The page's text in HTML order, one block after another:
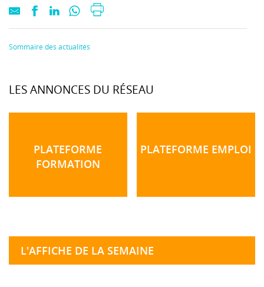
Sommaire des actualités
LES ANNONCES DU RÉSEAU
PLATEFORME
FORMATION
PLATEFORME EMPLOI
L'AFFICHE DE LA SEMAINE